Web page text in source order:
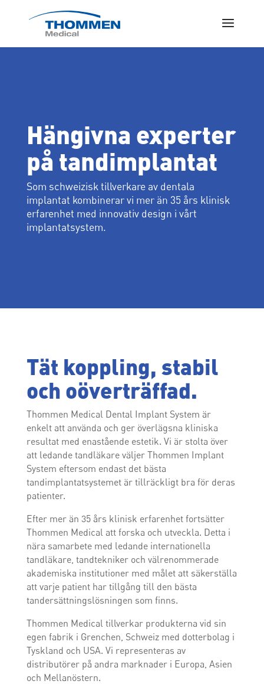
Hängivna experter
på tandimplantat
Som schweizisk tillverkare av dentala
implantat kombinerar vi mer än 35 års klinisk
erfarenhet med innovativ design i vårt
implantatsystem.
Tät koppling, stabil
och oöverträffad.
Thommen Medical Dental Implant System är
enkelt att använda och ger överlägsna kliniska
resultat med enastående estetik. Vi är stolta över
att ledande tandläkare väljer Thommen Implant
System eftersom endast det bästa
tandimplantatsystemet är tillräckligt bra för deras
patienter.
Efter mer än 35 års klinisk erfarenhet fortsätter
Thommen Medical att forska och utveckla. Detta i
nära samarbete med ledande internationella
tandläkare, tandtekniker och välrenommerade
akademiska institutioner med målet att säkerställa
att varje patient har tillgång till den bästa
tandersättningslösningen som finns.
Thommen Medical tillverkar produkterna vid sin
egen fabrik i Grenchen, Schweiz med dotterbolag i
Tyskland och USA. Vi representeras av
distributörer på andra marknader i Europa, Asien
och Mellanöstern.